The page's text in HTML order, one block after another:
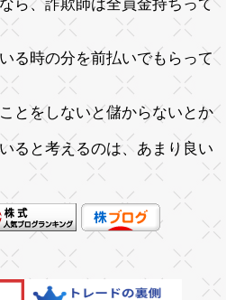
ら、詐欺師は全員金持ちって
る時の分を前払いでもらって
とをしないと儲からないとか
ると考えるのは、あまり良い